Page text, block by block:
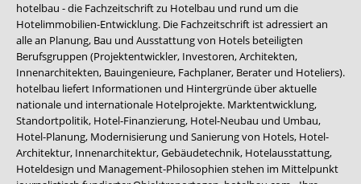
hotelbau - die Fachzeitschrift zu Hotelbau und rund um die
Hotelimmobilien-Entwicklung. Die Fachzeitschrift ist adressiert an
alle an Planung, Bau und Ausstattung von Hotels beteiligten
Berufsgruppen (Projektentwickler, Investoren, Architekten,
Innenarchitekten, Bauingenieure, Fachplaner, Berater und Hoteliers).
hotelbau liefert Informationen und Hintergründe über aktuelle
nationale und internationale Hotelprojekte. Marktentwicklung,
Standortpolitik, Hotel-Finanzierung, Hotel-Neubau und Umbau,
Hotel-Planung, Modernisierung und Sanierung von Hotels, Hotel-
Architektur, Innenarchitektur, Gebäudetechnik, Hotelausstattung,
Hoteldesign und Management-Philosophien stehen im Mittelpunkt